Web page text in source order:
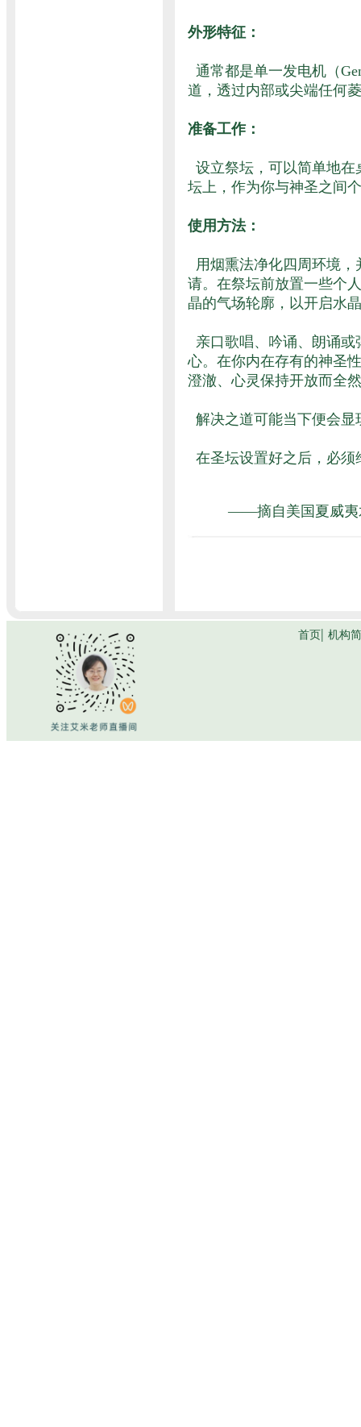
外形特征：
通常都是单一发电机（
道，透过内部或尖端任何
准备工作：
设立祭坛，可以简单地
坛上，作为你与神圣之间
使用方法：
用烟熏法净化四周环境
请。在祭坛前放置一些个
晶的气场轮廓，以开启水
亲口歌唱、吟诵、朗诵
心。在你内在存有的神圣
澄澈、心灵保持开放而全
解决之道可能当下便会
在圣坛设置好之后，必
——摘自美国夏威夷水